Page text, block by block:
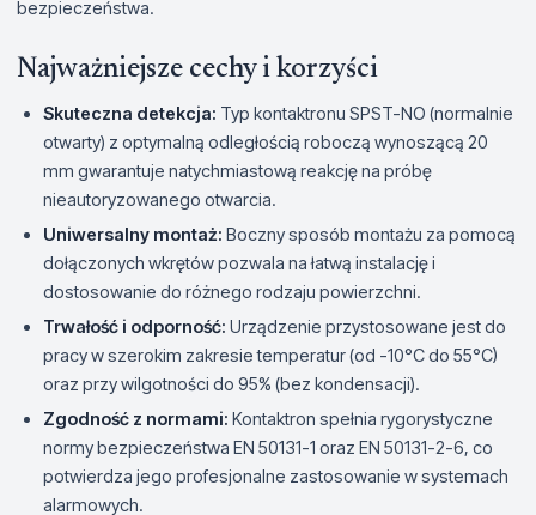
bezpieczeństwa.
Najważniejsze cechy i korzyści
Skuteczna detekcja: Typ kontaktronu SPST-NO (normalnie
otwarty) z optymalną odległością roboczą wynoszącą 20
mm gwarantuje natychmiastową reakcję na próbę
nieautoryzowanego otwarcia.
Uniwersalny montaż: Boczny sposób montażu za pomocą
dołączonych wkrętów pozwala na łatwą instalację i
dostosowanie do różnego rodzaju powierzchni.
Trwałość i odporność: Urządzenie przystosowane jest do
pracy w szerokim zakresie temperatur (od -10°C do 55°C)
oraz przy wilgotności do 95% (bez kondensacji).
Zgodność z normami: Kontaktron spełnia rygorystyczne
normy bezpieczeństwa EN 50131-1 oraz EN 50131-2-6, co
potwierdza jego profesjonalne zastosowanie w systemach
alarmowych.